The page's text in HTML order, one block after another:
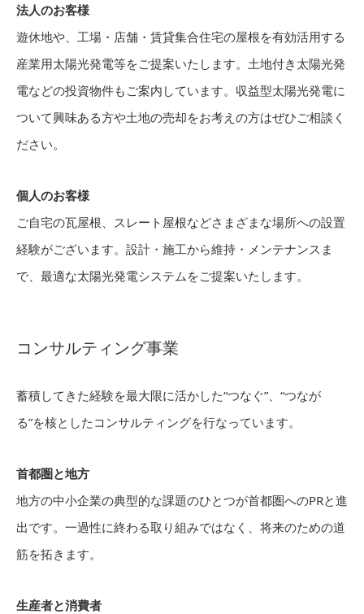
法人のお客様
遊休地や、工場・店舗・賃貸集合住宅の屋根を有効活用する
産業用太陽光発電等をご提案いたします。土地付き太陽光発
電などの投資物件もご案内しています。収益型太陽光発電に
ついて興味ある方や土地の売却をお考えの方はぜひご相談く
ださい。
個人のお客様
ご自宅の瓦屋根、スレート屋根などさまざまな場所への設置
経験がございます。設計・施工から維持・メンテナンスま
で、最適な太陽光発電システムをご提案いたします。
コンサルティング事業
蓄積してきた経験を最大限に活かした“つなぐ”、“つなが
る”を核としたコンサルティングを行なっています。
首都圏と地方
地方の中小企業の典型的な課題のひとつが首都圏へのPRと進
出です。一過性に終わる取り組みではなく、将来のための道
筋を拓きます。
生産者と消費者